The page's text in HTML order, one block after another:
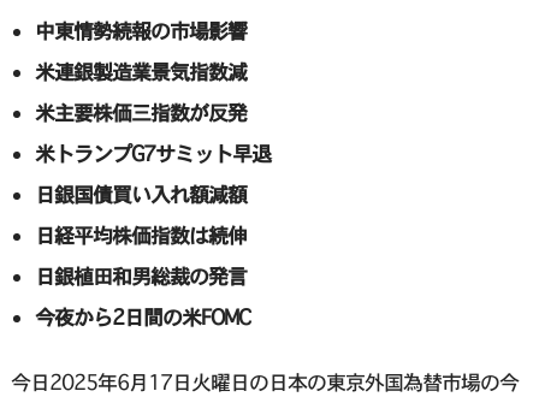
中東情勢続報の市場影響
米連銀製造業景気指数減
米主要株価三指数が反発
米トランプG7サミット早退
日銀国債買い入れ額減額
日経平均株価指数は続伸
日銀植田和男総裁の発言
今夜から2日間の米FOMC
今日2025年6月17日火曜日の日本の東京外国為替市場の今